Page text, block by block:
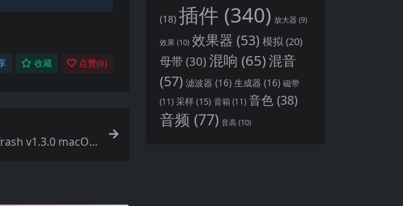
收藏 点赞(0)
v1.3.0 macOS
(18) 插件 (340) 放大器 (9)
效果 (10) 效果器 (53) 模拟 (20)
母带 (30)混响 (65)混音
(57) 滤波器 (16) 生成器 (16) 磁带
(11) 采样(15) 音箱 (11) 音色 (38)
音频 (77) 音高 (10)